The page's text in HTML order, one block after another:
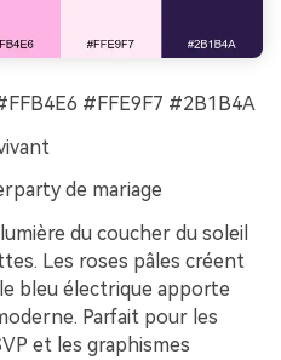
#FFE9F7 #2B1B4A
de mariage
du coucher du soleil
Les roses pâles créent
bleu électrique apporte
Parfait pour les
et les graphismes